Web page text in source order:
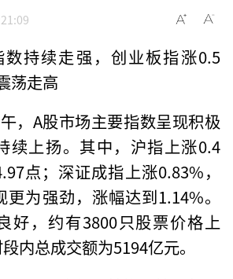
数持续走强，创业板指涨0.5
荡走高
，A股市场主要指数呈现积极
续上扬。其中，沪指上涨0.4
点；深证成指上涨0.83%，
为强劲，涨幅达到1.14%。
好，约有3800只股票价格上
内总成交额为5194亿元。